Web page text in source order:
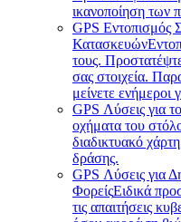
ικανοποίηση των
GPS Εντοπισμός
Κατασκευών
τους.
σας στοιχεία.
μείνετε ενήμεροι
GPS Λύσεις για
οχήματα του
διαδικτυακό
δράσης.
GPS Λύσεις για
ΦορείςΕιδικά
τις απαιτήσεις